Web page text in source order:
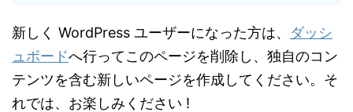
新しく WordPress ユーザーになった方は、 ダッシ
ュボードへ行ってこのページを削除し、独自のコン
テンツを含む新しいページを作成してください。そ
れでは、お楽しみください !